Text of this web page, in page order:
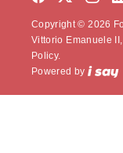
Copyright © 2026
Vittorio Emanuele
Policy.
Powered by